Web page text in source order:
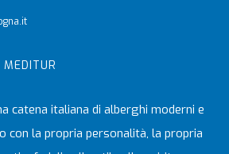
catena italiana di alberghi moderni e
con la propria personalità, la propria